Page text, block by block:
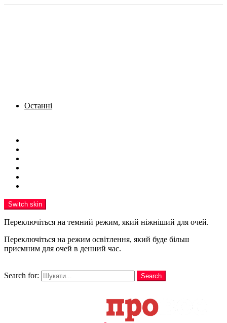
Останні
Switch skin
Переключіться на темний режим, який ніжніший для очей.
Переключіться на режим освітлення, який буде більш
приємним для очей в денний час.
Search for:
Search